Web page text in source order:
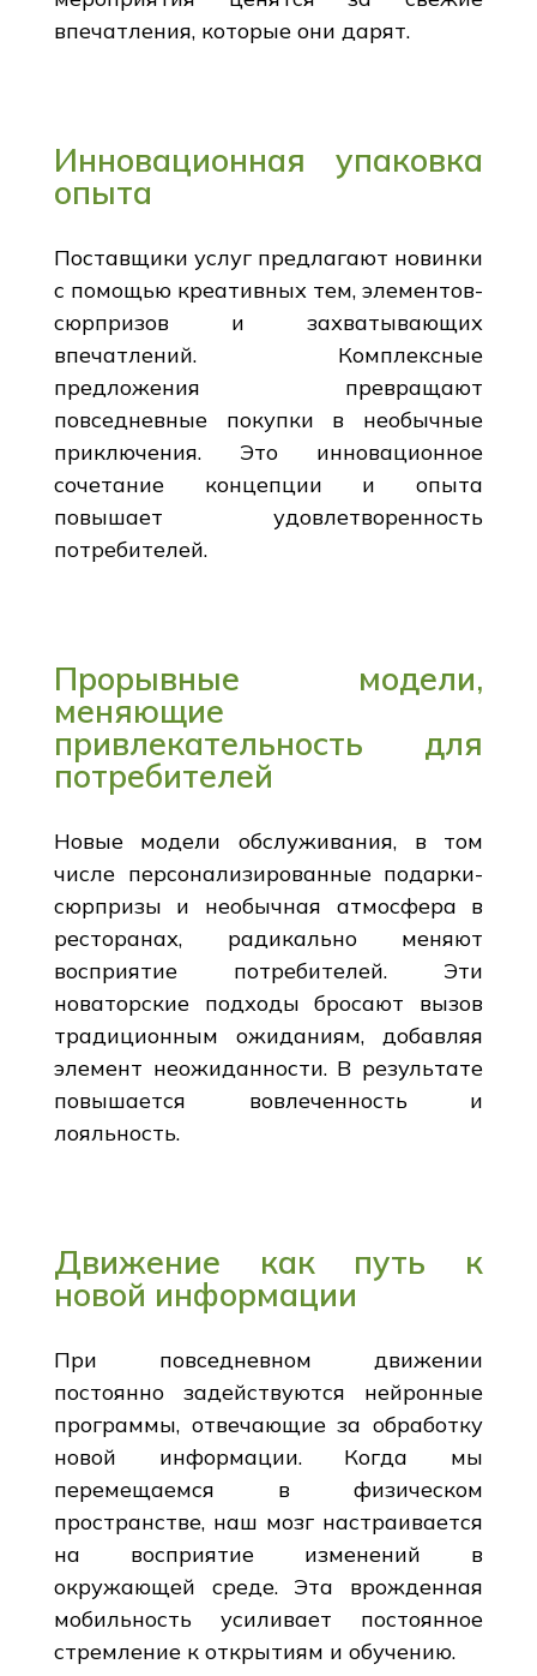
впечатления, которые они дарят.
Инновационная упаковка
опыта
Поставщики услуг предлагают новинки
с помощью креативных тем, элементов-
сюрпризов и захватывающих
впечатлений. Комплексные
предложения превращают
повседневные покупки в необычные
приключения. Это инновационное
сочетание концепции и опыта
повышает удовлетворенность
потребителей.
Прорывные модели,
меняющие
привлекательность для
потребителей
Новые модели обслуживания, в том
числе персонализированные подарки-
сюрпризы и необычная атмосфера в
ресторанах, радикально меняют
восприятие потребителей. Эти
новаторские подходы бросают вызов
традиционным ожиданиям, добавляя
элемент неожиданности. В результате
повышается вовлеченность и
лояльность.
Движение как путь к
новой информации
При повседневном движении
постоянно задействуются нейронные
программы, отвечающие за обработку
новой информации. Когда мы
перемещаемся в физическом
пространстве, наш мозг настраивается
на восприятие изменений в
окружающей среде. Эта врожденная
мобильность усиливает постоянное
стремление к открытиям и обучению.